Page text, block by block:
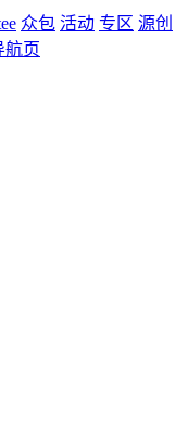
众包 活动 专区 源创
航页